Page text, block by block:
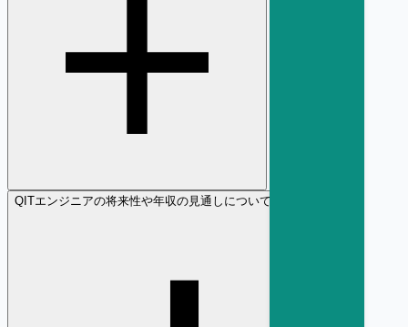
Q ITエンジニアの将来性や年収の見通しについて教えてください